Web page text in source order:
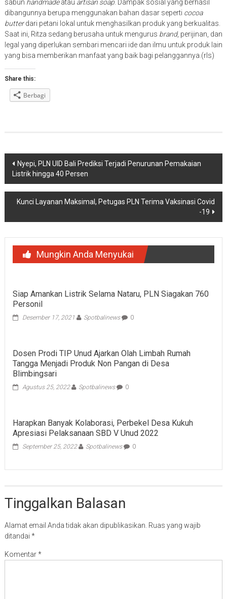
sabun handmadeatau artisan soap. Dampak sosial yang berhasil
dibangunnya berupa menggunakan bahan dasar seperti cocoa
butterdari petani lokal untuk menghasilkan produk yang berkualitas.
Saat ini, Ritza sedang berusaha untuk mengurus brand, perijinan, dan
legal yang diperlukan sembari mencari ide dan ilmu untuk produk lain
yang bisa memberikan manfaat yang baik bagi pelanggannya.(rls)
Share this:
Berbagi
Navigasi
pos
Nyepi, PLN UID Bali Prediksi Terjadi Penurunan Pemakaian
Listrik hingga 40 Persen
Kunci Layanan Maksimal, Petugas PLN Terima Vaksinasi Covid
-19
Mungkin Anda Menyukai
Siap Amankan Listrik Selama Nataru, PLN Siagakan 760
Personil
Desember 17, 2021 Spotbalinews 0
Dosen Prodi TIP Unud Ajarkan Olah Limbah Rumah
Tangga Menjadi Produk Non Pangan di Desa
Blimbingsari
Agustus 25, 2022 Spotbalinews 0
Harapkan Banyak Kolaborasi, Perbekel Desa Kukuh
Apresiasi Pelaksanaan SBD V Unud 2022
September 25, 2022 Spotbalinews 0
Tinggalkan Balasan
Alamat email Anda tidak akan dipublikasikan. Ruas yang wajib
ditandai *
Komentar*